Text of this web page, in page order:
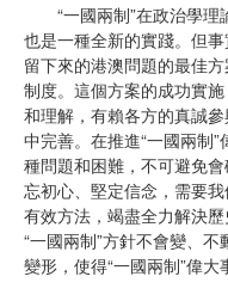
“一國兩制”在政治學理
也是一種全新的實踐。但
留下來的港澳問題的最佳
制度。這個方案的成功實
和理解，有賴各方的真誠
中完善。在推進“一國兩制
種問題和困難，不可避免
忘初心、堅定信念，需要
有效方法，竭盡全力解決
“一國兩制”方針不會變、
變形，使得“一國兩制”偉大